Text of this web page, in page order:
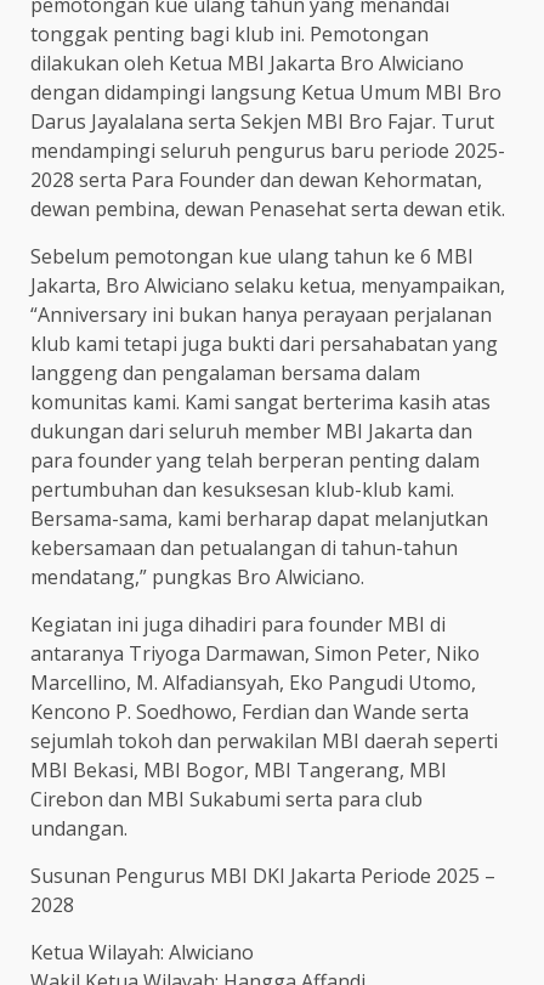
tonggak penting bagi klub ini. Pemotongan
dilakukan oleh Ketua MBI Jakarta Bro Alwiciano
dengan didampingi langsung Ketua Umum MBI Bro
Darus Jayalalana serta Sekjen MBI Bro Fajar. Turut
mendampingi seluruh pengurus baru periode 2025-
2028 serta Para Founder dan dewan Kehormatan,
dewan pembina, dewan Penasehat serta dewan etik.
Sebelum pemotongan kue ulang tahun ke 6 MBI
Jakarta, Bro Alwiciano selaku ketua, menyampaikan,
“Anniversary ini bukan hanya perayaan perjalanan
klub kami tetapi juga bukti dari persahabatan yang
langgeng dan pengalaman bersama dalam
komunitas kami. Kami sangat berterima kasih atas
dukungan dari seluruh member MBI Jakarta dan
para founder yang telah berperan penting dalam
pertumbuhan dan kesuksesan klub-klub kami.
Bersama-sama, kami berharap dapat melanjutkan
kebersamaan dan petualangan di tahun-tahun
mendatang,” pungkas Bro Alwiciano.
Kegiatan ini juga dihadiri para founder MBI di
antaranya Triyoga Darmawan, Simon Peter, Niko
Marcellino, M. Alfadiansyah, Eko Pangudi Utomo,
Kencono P. Soedhowo, Ferdian dan Wande serta
sejumlah tokoh dan perwakilan MBI daerah seperti
MBI Bekasi, MBI Bogor, MBI Tangerang, MBI
Cirebon dan MBI Sukabumi serta para club
undangan.
Susunan Pengurus MBI DKI Jakarta Periode 2025 –
2028
Ketua Wilayah: Alwiciano